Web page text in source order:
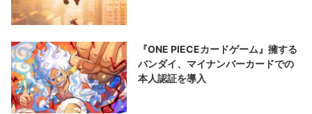
『ONE PIECEカードゲーム』擁する
バンダイ、マイナンバーカードでの
本人認証を導入